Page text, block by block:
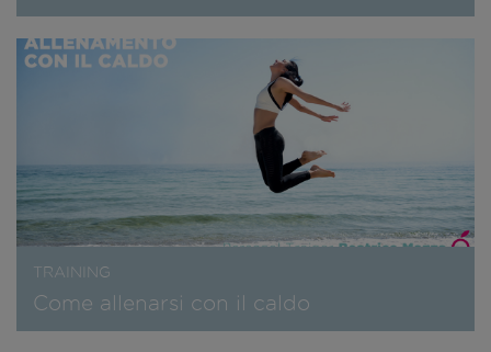
TRAINING
Come allenarsi con il caldo